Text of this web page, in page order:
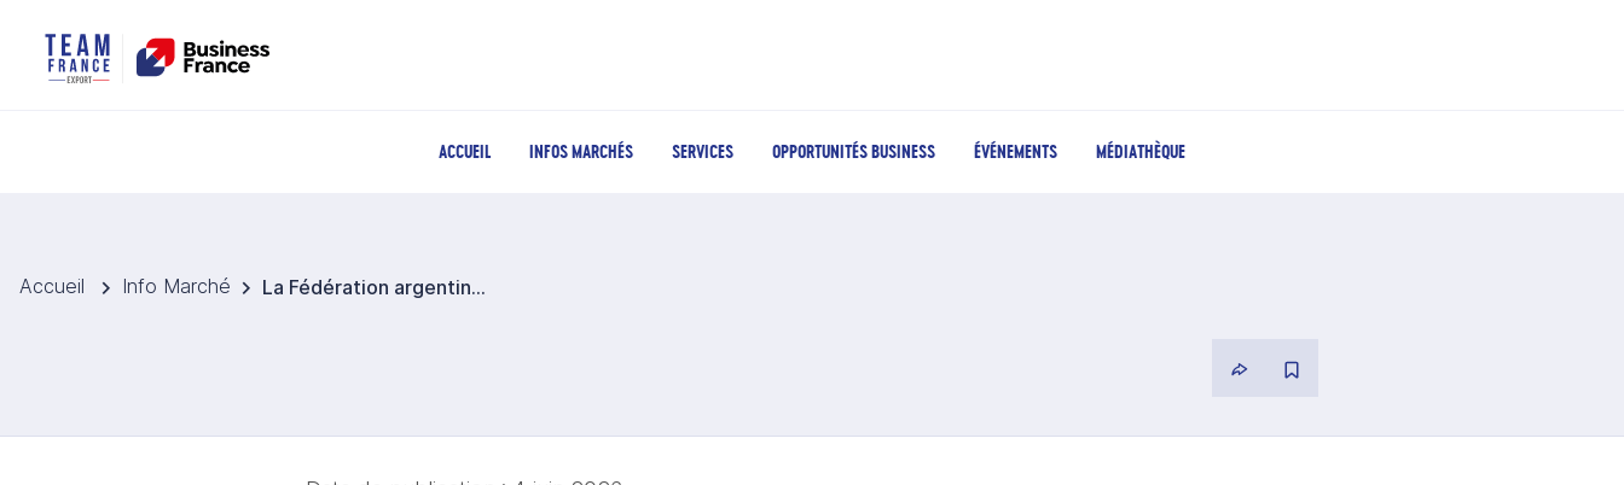
ACCUEIL INFOS MARCHÉS SERVICES OPPORTUNITÉS BUSINESS ÉVÉNEMENTS MÉDIATHÈQUE
Accueil Info Marché La Fédération argentine de football s’associe à Google pour intégrer l’IA au Mondial 2026